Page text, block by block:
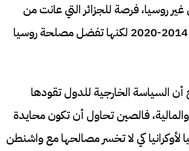
روسيا، فرصة للجزائر التي عانت من
أزمة النفط الكبرى 2014-2020 لكنها تفضل مصلحة روسيا
السياسة الخارجية للدول تقودها
فالصين تحاول أن تكون محايدة
لأوكرانيا كي لا تخسر مصالحها مع واشنطن